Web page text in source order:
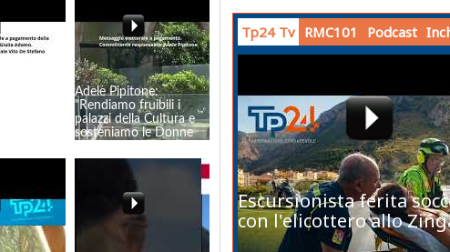
Adele Pipitone:
"Rendiamo fruibili i
palazzi della Cultura e
sosteniamo le Donne
Tp24 Tv RMC101 Podcast
Escursionista ferita
con l'elicottero allo